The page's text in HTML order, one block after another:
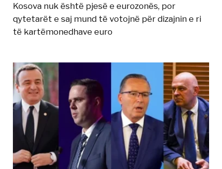
Kosova nuk është pjesë e eurozonës, por
qytetarët e saj mund të votojnë për dizajnin e ri
të kartëmonedhave euro